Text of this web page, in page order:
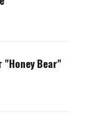
"Honey Bear"